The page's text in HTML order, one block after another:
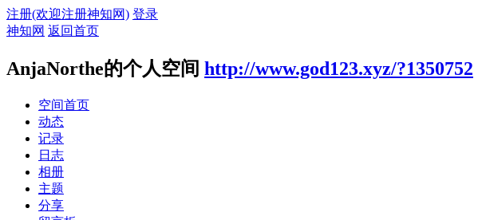
注册(欢迎注册神知网) 登录
神知网 返回首页
AnjaNorthe的个人空间 http://www.god123.xyz/?1350752
空间首页
动态
记录
日志
相册
主题
分享